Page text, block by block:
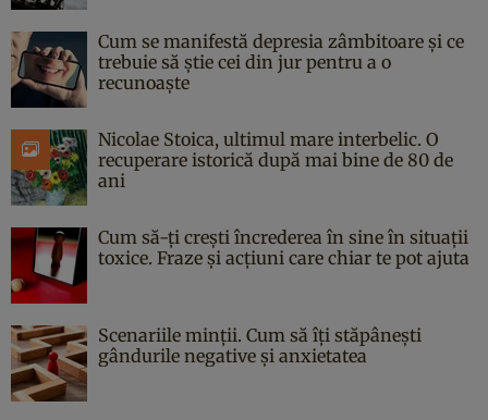
Cum se manifestă depresia zâmbitoare și ce
trebuie să știe cei din jur pentru a o
recunoaște
Nicolae Stoica, ultimul mare interbelic. O
recuperare istorică după mai bine de 80 de
ani
Cum să-ți crești încrederea în sine în situații
toxice. Fraze și acțiuni care chiar te pot ajuta
Scenariile minții. Cum să îți stăpânești
gândurile negative și anxietatea